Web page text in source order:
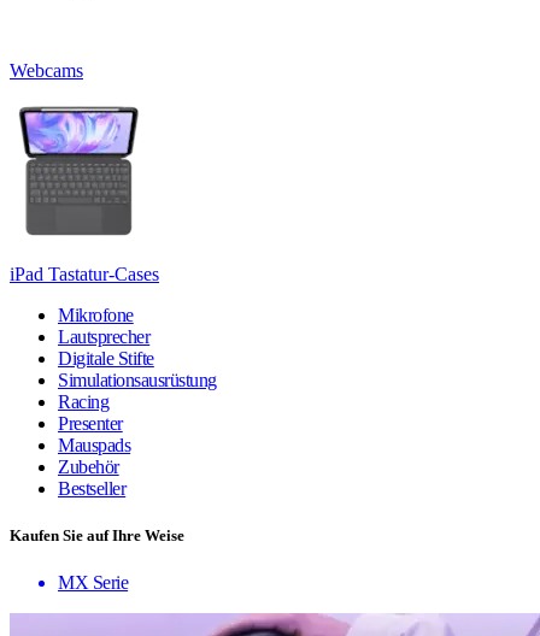
Webcams
iPad Tastatur-Cases
Mikrofone
Lautsprecher
Digitale Stifte
Simulationsausrüstung
Racing
Presenter
Mauspads
Zubehör
Bestseller
Kaufen Sie auf Ihre Weise
MX Serie